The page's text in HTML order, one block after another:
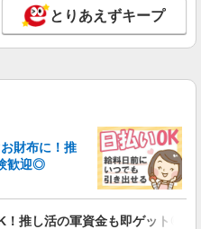
験でも大丈夫◎研修が手厚い有
2125円 ＜日払い有/週払い有/交
詳細を見る
とりあえずキープ
財布に！推
歓迎◎
推し活の軍資金も即ゲット◎